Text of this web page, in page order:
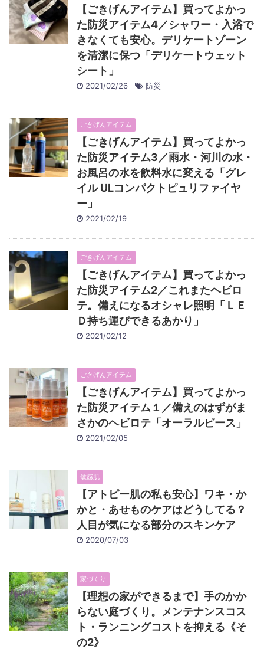
【ごきげんアイテム】買ってよかっ
た防災アイテム4／シャワー・入浴で
きなくても安心。デリケートゾーン
を清潔に保つ「デリケートウェット
シート」
2021/02/26 防災
ごきげんアイテム
【ごきげんアイテム】買ってよかっ
た防災アイテム3／雨水・河川の水・
お風呂の水を飲料水に変える「グレ
イル ULコンパクトピュリファイヤ
ー」
2021/02/19
ごきげんアイテム
【ごきげんアイテム】買ってよかっ
た防災アイテム2／これまたヘビロ
テ。備えになるオシャレ照明「ＬＥ
Ｄ持ち運びできるあかり」
2021/02/12
ごきげんアイテム
【ごきげんアイテム】買ってよかっ
た防災アイテム１／備えのはずがま
さかのヘビロテ「オーラルピース」
2021/02/05
敏感肌
【アトピー肌の私も安心】ワキ・か
かと・あせものケアはどうしてる？
人目が気になる部分のスキンケア
2020/07/03
家づくり
【理想の家ができるまで】手のかか
らない庭づくり。メンテナンスコス
ト・ランニングコストを抑える《そ
の2》